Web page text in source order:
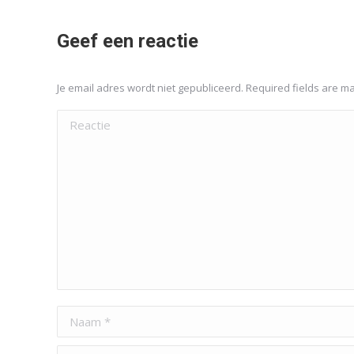
Geef een reactie
Je email adres wordt niet gepubliceerd. Required fields are
Reactie
Naam *